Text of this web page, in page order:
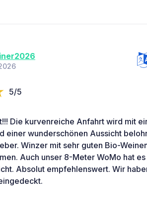
5/5
Die kurvenreiche Anfahrt wird mit
einer wunderschönen Aussicht
Winzer mit sehr guten Bio-
Auch unser 8-Meter WoMo hat
Absolut empfehlenswert. Wir